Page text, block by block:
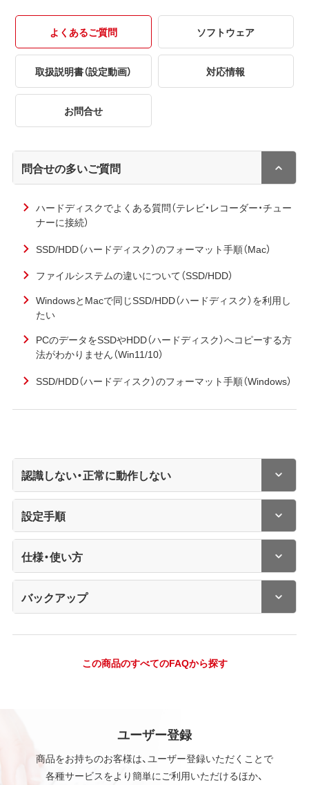
よくあるご質問 ソフトウェア
取扱説明書（設定動画） 対応情報
お問合せ
問合せの多いご質問
ハードディスクでよくある質問（テレビ・レコーダー・チュー
ナーに接続）
SSD/HDD（ハードディスク）のフォーマット手順（Mac）
ファイルシステムの違いについて（SSD/HDD）
WindowsとMacで同じSSD/HDD（ハードディスク）を利用し
たい
PCのデータをSSDやHDD（ハードディスク）へコピーする方
法がわかりません（Win11/10）
SSD/HDD（ハードディスク）のフォーマット手順（Windows）
認識しない・正常に動作しない
設定手順
仕様・使い方
バックアップ
この商品のすべてのFAQから探す
ユーザー登録
商品をお持ちのお客様は、ユーザー登録いただくことで
各種サービスをより簡単にご利用いただけるほか、